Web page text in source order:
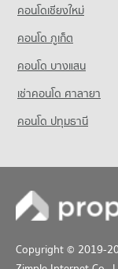
คอนโดเชียงใหม่
คอนโด ภูเก็ต
คอนโด บางแสน
เช่าคอนโด ศาลายา
คอนโด ปทุมธานี
Copyright © 2019-